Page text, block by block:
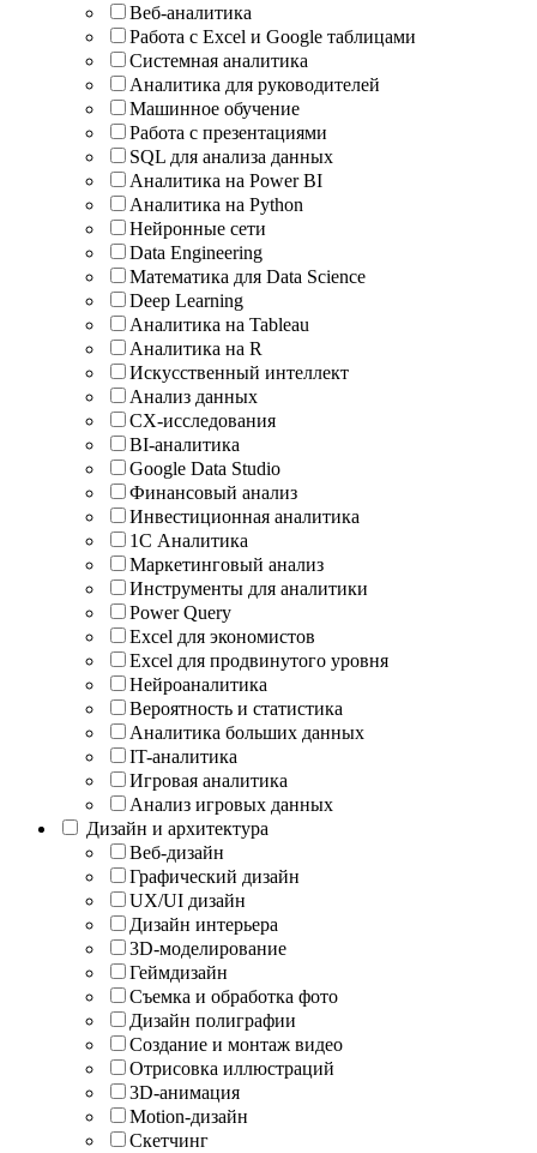
Веб-аналитика
Работа с Excel и Google таблицами
Системная аналитика
Аналитика для руководителей
Машинное обучение
Работа с презентациями
SQL для анализа данных
Аналитика на Power BI
Аналитика на Python
Нейронные сети
Data Engineering
Математика для Data Science
Deep Learning
Аналитика на Tableau
Аналитика на R
Искусственный интеллект
Анализ данных
CX-исследования
BI-аналитика
Google Data Studio
Финансовый анализ
Инвестиционная аналитика
1С Аналитика
Маркетинговый анализ
Инструменты для аналитики
Power Query
Excel для экономистов
Excel для продвинутого уровня
Нейроаналитика
Вероятность и статистика
Аналитика больших данных
IT-аналитика
Игровая аналитика
Анализ игровых данных
Дизайн и архитектура
Веб-дизайн
Графический дизайн
UX/UI дизайн
Дизайн интерьера
3D-моделирование
Геймдизайн
Съемка и обработка фото
Дизайн полиграфии
Создание и монтаж видео
Отрисовка иллюстраций
3D-анимация
Motion-дизайн
Скетчинг